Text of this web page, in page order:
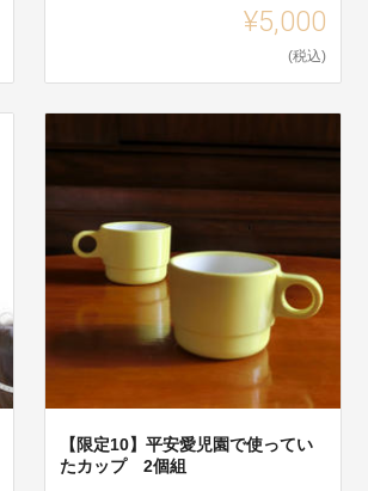
¥5,000
(税込)
【限定10】平安愛児園で使ってい
たカップ 2個組